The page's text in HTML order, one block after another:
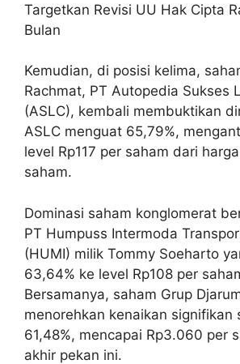
Targetkan Revisi UU Hak Cipta
Bulan
Kemudian, di posisi kelima,
Rachmat, PT Autopedia Sukses
(ASLC), kembali membuktikan
ASLC menguat 65,79%,
level Rp117 per saham dari
saham.
Dominasi saham konglomerat
PT Humpuss Intermoda
(HUMI) milik Tommy Soeharto
63,64% ke level Rp108 per
Bersamanya, saham Grup
menorehkan kenaikan signifikan
61,48%, mencapai Rp3.060 per
akhir pekan ini.